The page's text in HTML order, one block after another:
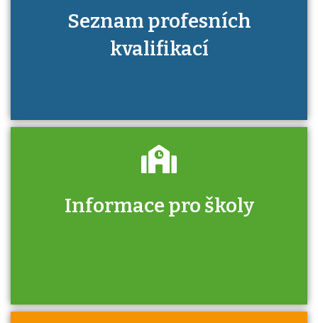
Seznam profesních
kvalifikací
Informace pro školy
Zjistěte, jak se přihlásit ke zkoušce a kde